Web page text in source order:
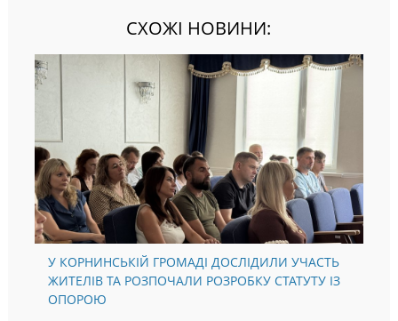
СХОЖІ НОВИНИ:
У КОРНИНСЬКІЙ ГРОМАДІ ДОСЛІДИЛИ УЧАСТЬ
ЖИТЕЛІВ ТА РОЗПОЧАЛИ РОЗРОБКУ СТАТУТУ ІЗ
ОПОРОЮ